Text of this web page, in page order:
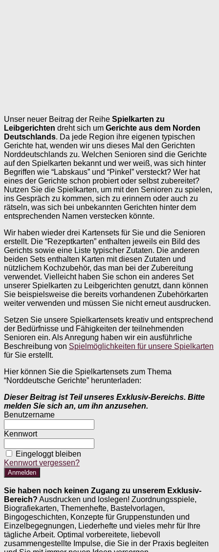
Unser neuer Beitrag der Reihe Spielkarten zu
Leibgerichten dreht sich um Gerichte aus dem Norden
Deutschlands. Da jede Region ihre eigenen typischen
Gerichte hat, wenden wir uns dieses Mal den Gerichten
Norddeutschlands zu. Welchen Senioren sind die Gerichte
auf den Spielkarten bekannt und wer weiß, was sich hinter
Begriffen wie “Labskaus” und “Pinkel” versteckt? Wer hat
eines der Gerichte schon probiert oder selbst zubereitet?
Nutzen Sie die Spielkarten, um mit den Senioren zu spielen,
ins Gespräch zu kommen, sich zu erinnern oder auch zu
rätseln, was sich bei unbekannten Gerichten hinter dem
entsprechenden Namen verstecken könnte.
Wir haben wieder drei Kartensets für Sie und die Senioren
erstellt. Die “Rezeptkarten” enthalten jeweils ein Bild des
Gerichts sowie eine Liste typischer Zutaten. Die anderen
beiden Sets enthalten Karten mit diesen Zutaten und
nützlichem Kochzubehör, das man bei der Zubereitung
verwendet. Vielleicht haben Sie schon ein anderes Set
unserer Spielkarten zu Leibgerichten genutzt, dann können
Sie beispielsweise die bereits vorhandenen Zubehörkarten
weiter verwenden und müssen Sie nicht erneut ausdrucken.
Setzen Sie unsere Spielkartensets kreativ und entsprechend
der Bedürfnisse und Fähigkeiten der teilnehmenden
Senioren ein. Als Anregung haben wir ein ausführliche
Beschreibung von Spielmöglichkeiten für unsere Spielkarten
für Sie erstellt.
Hier können Sie die Spielkartensets zum Thema
“Norddeutsche Gerichte” herunterladen:
Dieser Beitrag ist Teil unseres Exklusiv-Bereichs. Bitte
melden Sie sich an, um ihn anzusehen.
Benutzername
Kennwort
Eingeloggt bleiben
Kennwort vergessen?
Sie haben noch keinen Zugang zu unserem Exklusiv-
Bereich? Ausdrucken und loslegen! Zuordnungsspiele,
Biografiekarten, Themenhefte, Bastelvorlagen,
Bingogeschichten, Konzepte für Gruppenstunden und
Einzelbegegnungen, Liederhefte und vieles mehr für Ihre
tägliche Arbeit. Optimal vorbereitete, liebevoll
zusammengestellte Impulse, die Sie in der Praxis begleiten